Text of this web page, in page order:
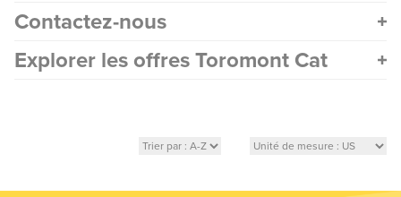
Contactez-nous
Explorer les offres Toromont Cat